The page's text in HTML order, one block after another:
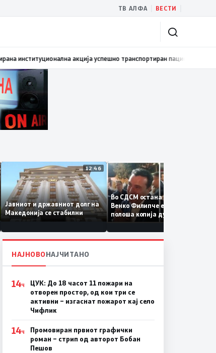
ТВ АЛФА ВЕСТИ
првиот графички роман – стрип од авторот Бобан Пешов
12:46
Јавниот и државниот долг на
Македонија се стабилни
Во СДСМ остана само
Венко Филипче е само бледа и
полоша копија дури и од
Заев
НАЈНОВОНАЈЧИТАНО
14Ч
ЦУК: До 18 часот 11 пожари на
отворен простор, од кои три се
активни – изгаснат пожарот кај село
Чифлик
14Ч
Промовиран првиот графички
роман – стрип од авторот Бобан
Пешов